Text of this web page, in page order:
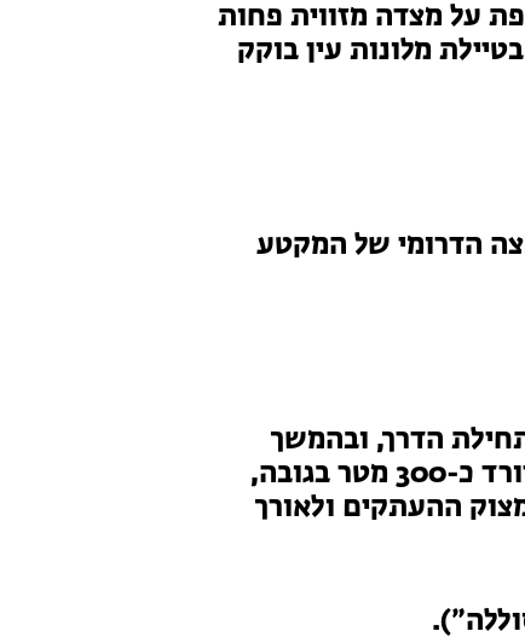
על מצדה מזווית פחות
מלונות עין בוקק
הליכה של כ-5 ק"מ בקצה הדרומי של המקטע
הדרך, ובהמשך
הליכה נוחה עד ראש מעלה מור. במעלה מור השביל יורד כ-300 מטר בגובה,
ההעתקים ולאורך